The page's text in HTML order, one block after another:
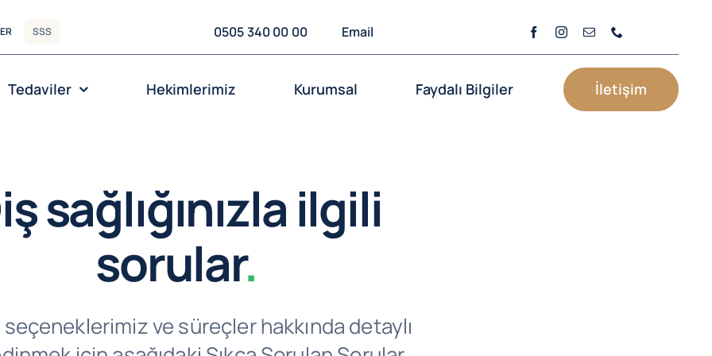
SSS 0505 340 00 00 Email
Tedaviler Hekimlerimiz Kurumsal Faydalı Bilgiler İletişim
sağlığınızla ilgili
sorular.
ve süreçler hakkında detaylı